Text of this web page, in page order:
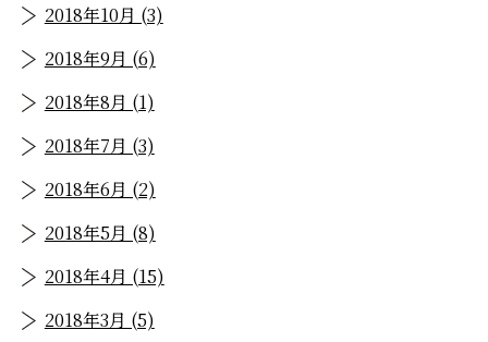
2018年10月 (3)
2018年9月 (6)
2018年8月 (1)
2018年7月 (3)
2018年6月 (2)
2018年5月 (8)
2018年4月 (15)
2018年3月 (5)